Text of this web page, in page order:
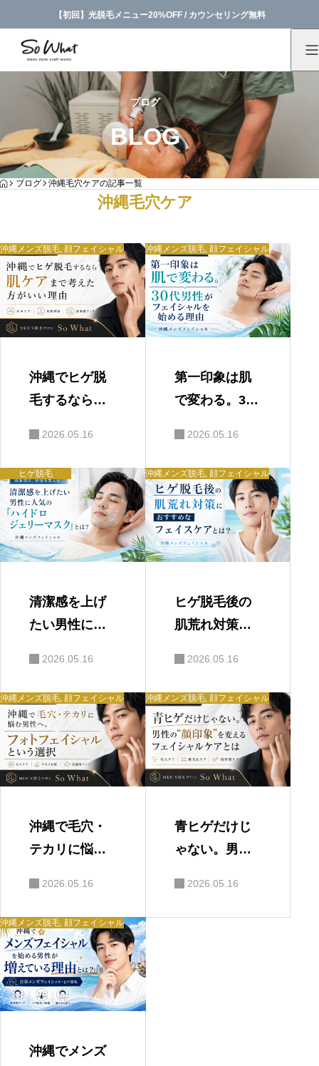
【初回】光脱毛メニュー20%OFF / カウンセリング無料
ブログ
BLOG
HOME
ブログ 沖縄毛穴ケアの記事一覧
沖縄毛穴ケア
沖縄メンズ脱毛 顔フェイシャル
沖縄でヒゲ脱
毛するなら肌
由｜北谷メン
ズフェイシャ
ル
2026.05.16
沖縄メンズ脱毛, 顔フェイシャル
第一印象は肌
で変わる。30
める理由｜沖
縄メンズフェ
イシャル
2026.05.16
ヒゲ脱毛
清潔感を上げ
たい男性に人
スク」とは？
｜沖縄メンズ
フェイシャル
2026.05.16
沖縄メンズ脱毛, 顔フェイシャル
ヒゲ脱毛後の
肌荒れ対策に
は？｜沖縄メ
ンズフェイシ
ャル
2026.05.16
沖縄メンズ脱毛, 顔フェイシャル
沖縄で毛穴・
テカリに悩む
ルという選択
｜北谷メンズ
フェイシャル
2026.05.16
沖縄メンズ脱毛, 顔フェイシャル
青ヒゲだけじ
ゃない。男性
シャルケアと
2026.05.16
沖縄メンズ脱毛, 顔フェイシャル
沖縄でメンズ